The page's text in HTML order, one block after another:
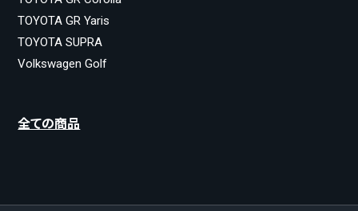
TOYOTA GR Yaris
TOYOTA SUPRA
Volkswagen Golf
全ての商品